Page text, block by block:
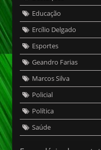
Educação
Ercílio Delgado
Esportes
Geandro Farias
Marcos Silva
Policial
Política
Saúde